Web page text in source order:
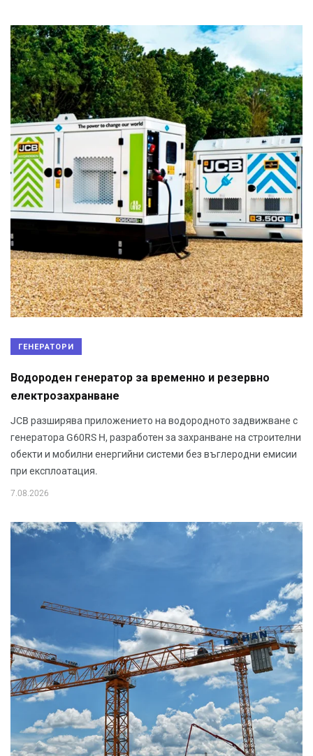
ГЕНЕРАТОРИ
Водороден генератор за временно и резервно
електрозахранване
JCB разширява приложението на водородното задвижване с
генератора G60RS H, разработен за захранване на строителни
обекти и мобилни енергийни системи без въглеродни емисии
при експлоатация.
7.08.2026